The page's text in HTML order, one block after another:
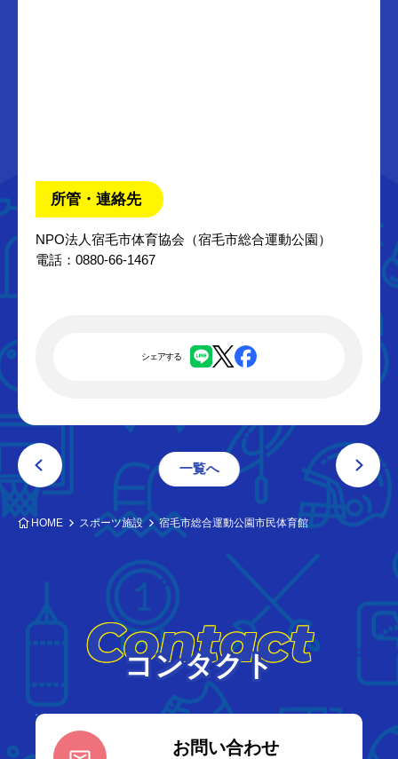
所管・連絡先
NPO法人宿毛市体育協会（宿毛市総合運動公園）
電話：0880-66-1467
シェアする
一覧へ
HOME スポーツ施設 宿毛市総合運動公園市民体育館
Contact
コンタクト
お問い合わせ